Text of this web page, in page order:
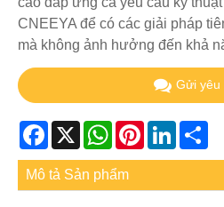
CNEEYA để có các giải pháp
mà không ảnh hưởng đến khả
Gửi yêu
Facebook
X WhatsApp
PinterestLinkedIn
Mô tả Sản phẩm